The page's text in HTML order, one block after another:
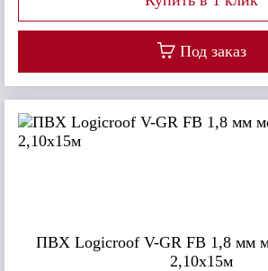
Под заказ
ПВХ Logicroof V-GR FB 1,8 мм
2,10x15м